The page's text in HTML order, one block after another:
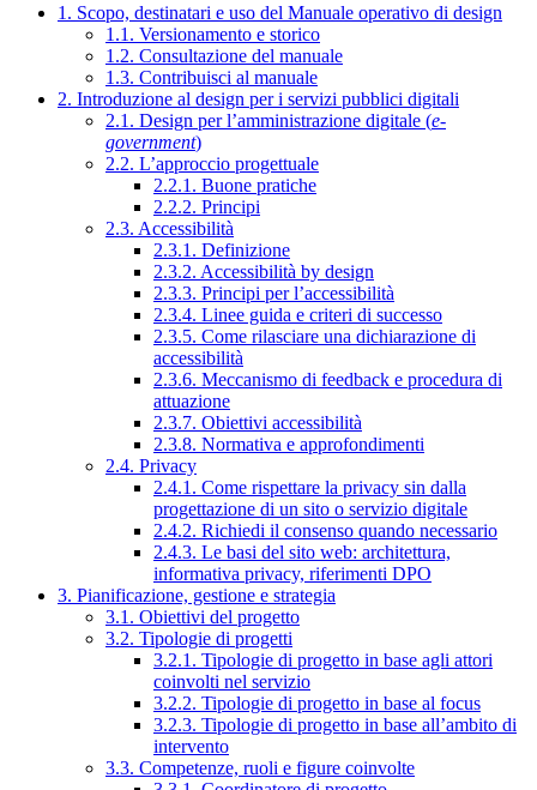
1. Scopo, destinatari e uso del Manuale operativo di design
1.1. Versionamento e storico
1.2. Consultazione del manuale
1.3. Contribuisci al manuale
2. Introduzione al design per i servizi pubblici digitali
2.1. Design per l’amministrazione digitale (e-
government)
2.2. L’approccio progettuale
2.2.1. Buone pratiche
2.2.2. Principi
2.3. Accessibilità
2.3.1. Definizione
2.3.2. Accessibilità by design
2.3.3. Principi per l’accessibilità
2.3.4. Linee guida e criteri di successo
2.3.5. Come rilasciare una dichiarazione di
accessibilità
2.3.6. Meccanismo di feedback e procedura di
attuazione
2.3.7. Obiettivi accessibilità
2.3.8. Normativa e approfondimenti
2.4. Privacy
2.4.1. Come rispettare la privacy sin dalla
progettazione di un sito o servizio digitale
2.4.2. Richiedi il consenso quando necessario
2.4.3. Le basi del sito web: architettura,
informativa privacy, riferimenti DPO
3. Pianificazione, gestione e strategia
3.1. Obiettivi del progetto
3.2. Tipologie di progetti
3.2.1. Tipologie di progetto in base agli attori
coinvolti nel servizio
3.2.2. Tipologie di progetto in base al focus
3.2.3. Tipologie di progetto in base all’ambito di
intervento
3.3. Competenze, ruoli e figure coinvolte